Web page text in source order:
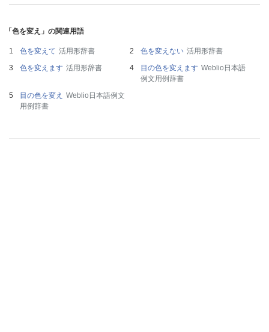
「色を変え」の関連用語
色を変えて 活用形辞書 色を変えない 活用形辞書
色を変えます 活用形辞書 目の色を変えます Weblio日本語
例文用例辞書
目の色を変え
Weblio日本語例文
用例辞書